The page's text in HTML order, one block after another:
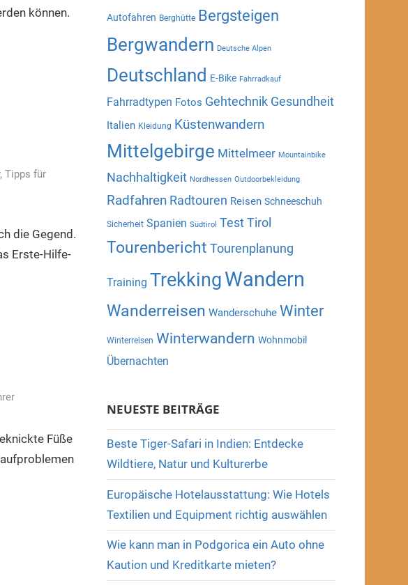
können.
, Tipps für
die Gegend.
Erste-Hilfe-
Füße
Autofahren Berghütte Bergsteigen
Bergwandern Deutsche Alpen
Deutschland E-Bike Fahrradkauf
Fahrradtypen Fotos Gehtechnik Gesundheit
Italien Kleidung Küstenwandern
Mittelgebirge Mittelmeer Mountainbike
Nachhaltigkeit Nordhessen Outdoorbekleidung
Radfahren Radtouren Reisen Schneeschuh
Sicherheit Spanien Südtirol TestTirol
Tourenbericht Tourenplanung
Training TrekkingWandern
Wanderreisen Wanderschuhe Winter
Winterreisen Winterwandern Wohnmobil
Übernachten
NEUESTE BEITRÄGE
Beste Tiger-Safari in Indien: Entdecke
Wildtiere, Natur und Kulturerbe
Europäische Hotelausstattung: Wie Hotels
Textilien und Equipment richtig auswählen
Wie kann man in Podgorica ein Auto ohne
Kaution und Kreditkarte mieten?